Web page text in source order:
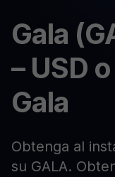
Gala
– USD
Gala
Obtenga al
su GALA.